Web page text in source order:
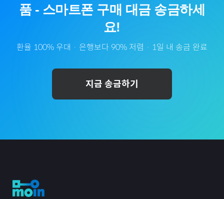
품- 스마트폰구매 대금 송금하세
요!
환율 100% 우대 · 은행보다 90% 저렴 · 1일 내 송금 완료
지금 송금하기